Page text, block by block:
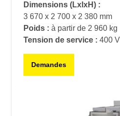
Dimensions (LxlxH) :
3 670 x 2 700 x 2 380 mm
Poids : à partir de 2 960 kg
Tension de service : 400 V
Demandes